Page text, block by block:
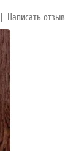
| Написать отзыв